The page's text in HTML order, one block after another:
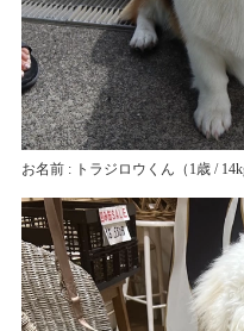
お名前 : トラジロウくん （1歳 /